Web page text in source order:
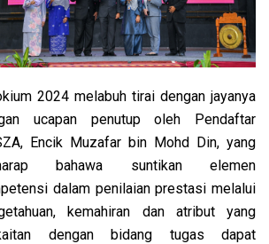
2024 melabuh tirai dengan jayanya
ucapan penutup oleh Pendaftar
Encik Muzafar bin Mohd Din, yang
bahawa suntikan elemen
dalam penilaian prestasi melalui
kemahiran dan atribut yang
dengan bidang tugas dapat